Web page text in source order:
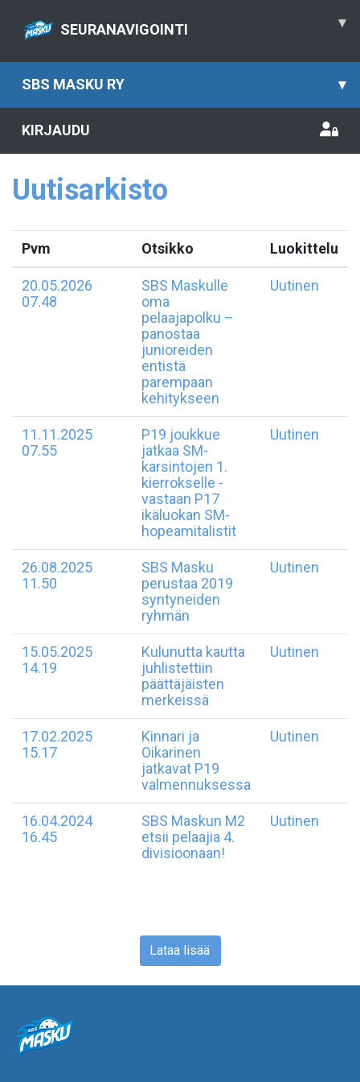
SEURANAVIGOINTI ▾
SBS MASKU RY ▾
KIRJAUDU
Uutisarkisto
Pvm Otsikko Luokittelu
20.05.2026
07.48
SBS Maskulle
oma
pelaajapolku –
panostaa
junioreiden
entistä
parempaan
kehitykseen
Uutinen
11.11.2025
07.55
P19 joukkue
jatkaa SM-
karsintojen 1.
kierrokselle -
vastaan P17
ikäluokan SM-
hopeamitalistit
Uutinen
26.08.2025
11.50
SBS Masku
perustaa 2019
syntyneiden
ryhmän
Uutinen
15.05.2025
14.19
Kulunutta kautta
juhlistettiin
päättäjäisten
merkeissä
Uutinen
17.02.2025
15.17
Kinnari ja
Oikarinen
jatkavat P19
valmennuksessa
Uutinen
16.04.2024
16.45
SBS Maskun M2
etsii pelaajia 4.
divisioonaan!
Uutinen
Lataa lisää